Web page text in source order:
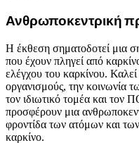
Ανθρωποκεντρική
Η έκθεση σηματοδοτεί μια
που έχουν πληγεί από
ελέγχου του καρκίνου. Καλεί
οργανισμούς, την κοινωνία
τον ιδιωτικό τομέα και τον
προσφέρουν μια
φροντίδα των ατόμων και
καρκίνο.